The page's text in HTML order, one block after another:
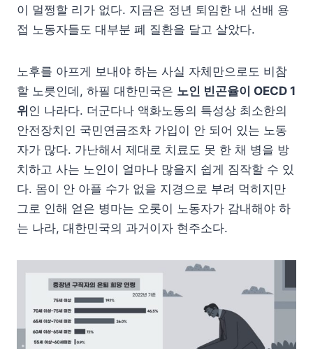
이 멀쩡할 리가 없다. 지금은 정년 퇴임한 내 선배 용
접 노동자들도 대부분 폐 질환을 달고 살았다.
노후를 아프게 보내야 하는 사실 자체만으로도 비참
할 노릇인데, 하필 대한민국은 노인 빈곤율이 OECD 1
위 인 나라다. 더군다나 액화노동의 특성상 최소한의
안전장치인 국민연금조차 가입이 안 되어 있는 노동
자가 많다. 가난해서 제대로 치료도 못 한 채 병을 방
치하고 사는 노인이 얼마나 많을지 쉽게 짐작할 수 있
다. 몸이 안 아플 수가 없을 지경으로 부려 먹히지만
그로 인해 얻은 병마는 오롯이 노동자가 감내해야 하
는 나라, 대한민국의 과거이자 현주소다.